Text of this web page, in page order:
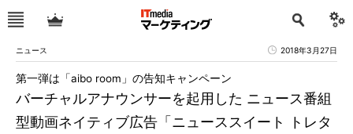
ニュース 2018年3月27日
バーチャルアナウンサーを起用した ニュース番組
型動画ネイティブ広告「ニューススイート トレタ
第一弾は「aibo room」の告知キャンペーン